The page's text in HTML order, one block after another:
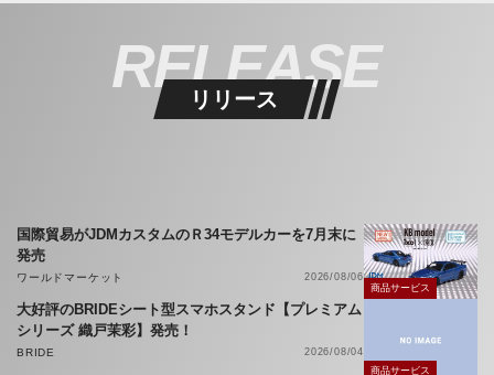
RELEASE
リリース
国際貿易がJDMカスタムのＲ34モデルカーを7月末に
発売
ワールドマーケット
2026/08/06
商品サービス
大好評のBRIDEシート型スマホスタンド【プレミアム
シリーズ 織戸茉彩】発売！
BRIDE
2026/08/04
商品サービス